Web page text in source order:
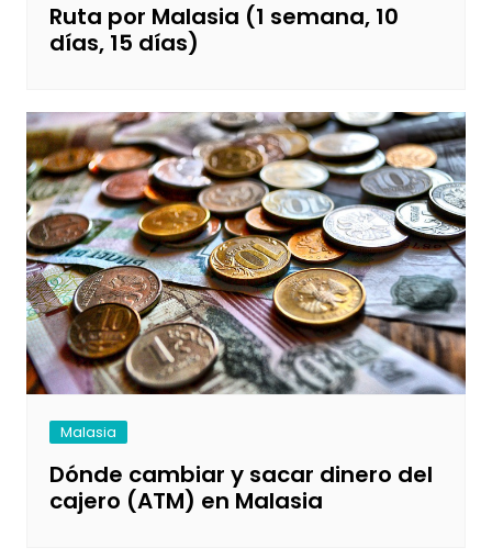
Ruta por Malasia (1 semana, 10
días, 15 días)
Malasia
Dónde cambiar y sacar dinero del
cajero (ATM) en Malasia